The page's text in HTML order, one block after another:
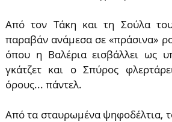
Από τον Τάκη και τη Σούλα
παραβάν ανάμεσα σε «πράσινα»
όπου η Βαλέρια εισβάλλει ως
γκάτζετ και ο Σπύρος
όρους... πάντελ.
Από τα σταυρωμένα ψηφοδέλτια,